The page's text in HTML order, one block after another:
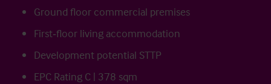
Ground floor commercial premises
First‑floor living accommodation
Development potential STTP
EPC Rating C | 378 sqm